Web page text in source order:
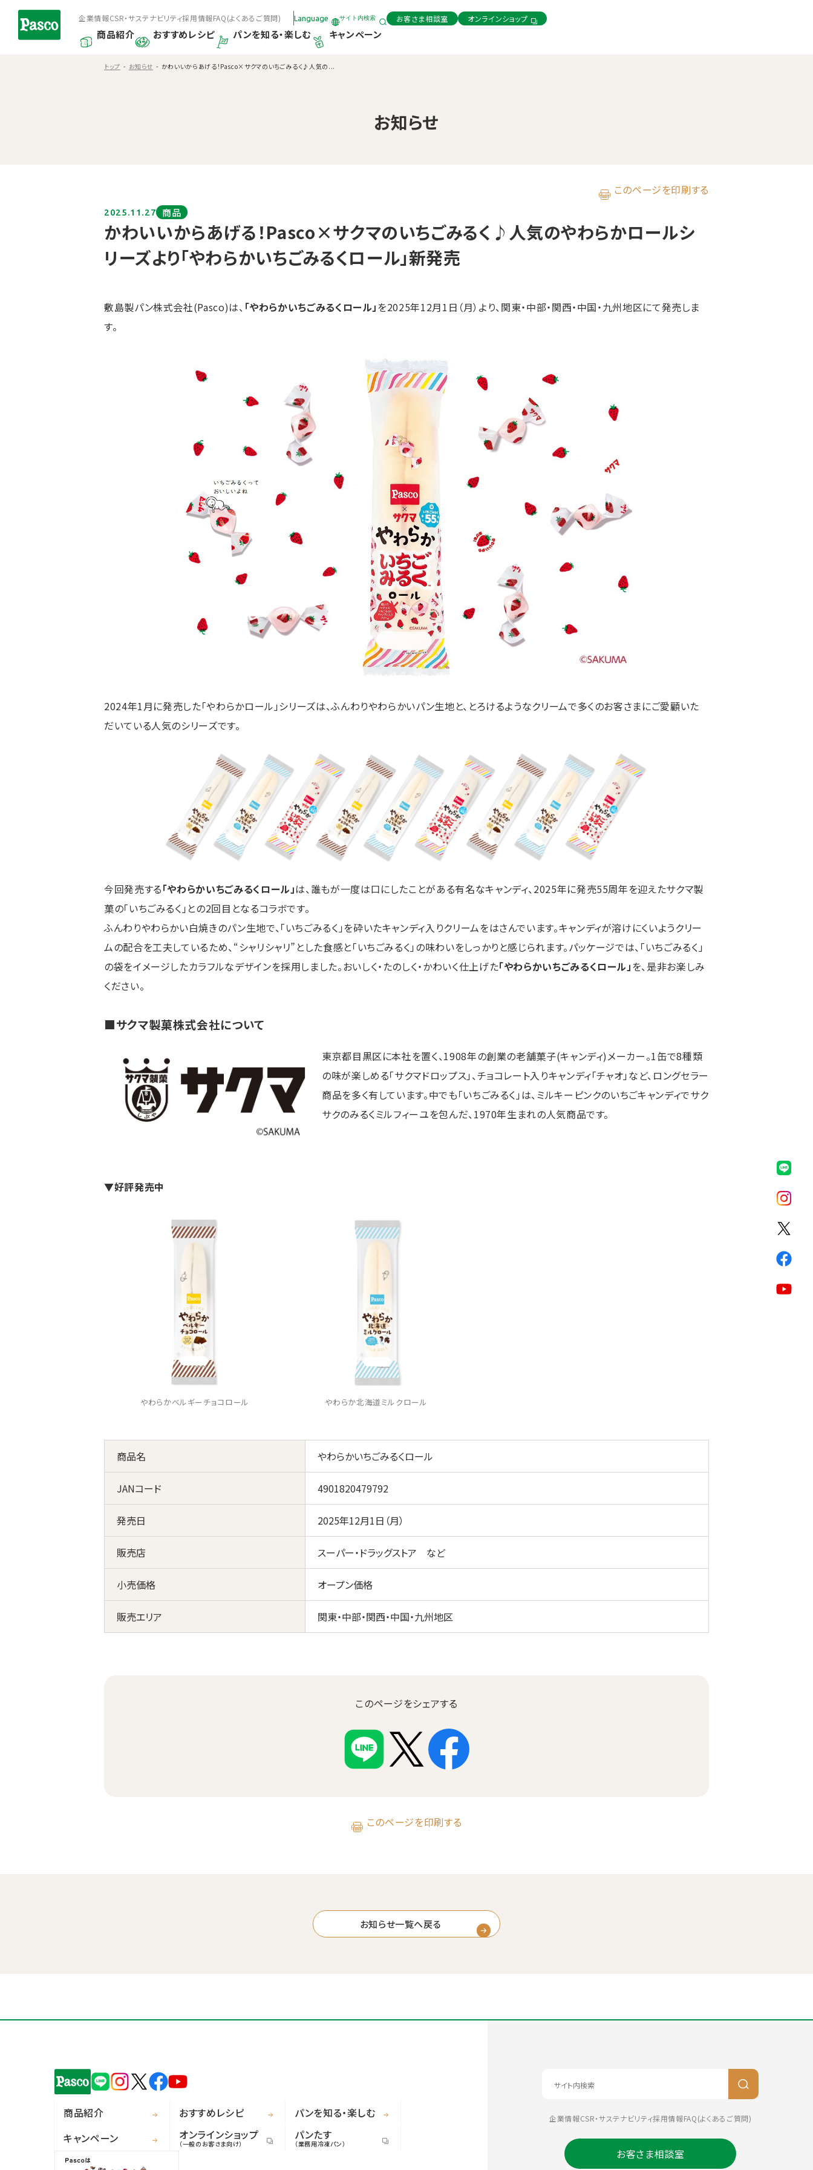
商品紹介 おすすめレシピ パンを知る・楽しむ キャンペーン
サイト内検索
Language
企業情報CSR・サステナビリティ採用情報FAQ(よくあるご質問) お客さま相談室 オンラインショップ
トップ お知らせ かわいいからあげる！Pasco×サクマのいちごみるく♪人気の...
お知らせ
かわいいからあげる！Pasco×サクマのいちごみるく♪人気のやわらかロールシ
リーズより「やわらかいちごみるくロール」新発売
2025.11.27 商品
このページを印刷する
敷島製パン株式会社(Pasco)は、 「やわらかいちごみるくロール」を2025年12月1日（月）より、関東・中部・関西・中国・九州地区にて発売しま
す。
2024年1月に発売した「やわらかロール」シリーズは、ふんわりやわらかいパン生地と、とろけるようなクリームで多くのお客さまにご愛顧いた
だいている人気のシリーズです。
今回発売する「やわらかいちごみるくロール」は、誰もが一度は口にしたことがある有名なキャンディ、2025年に発売55周年を迎えたサクマ製
菓の「いちごみるく」との2回目となるコラボです。
ふんわりやわらかい白焼きのパン生地で、「いちごみるく」を砕いたキャンディ入りクリームをはさんでいます。キャンディが溶けにくいようクリー
ムの配合を工夫しているため、“シャリシャリ”とした食感と「いちごみるく」の味わいをしっかりと感じられます。パッケージでは、「いちごみるく」
の袋をイメージしたカラフルなデザインを採用しました。おいしく・たのしく・かわいく仕上げた「やわらかいちごみるくロール」を、是非お楽しみ
ください。
■サクマ製菓株式会社について
東京都目黒区に本社を置く、1908年の創業の老舗菓子(キャンディ)メーカー。1缶で8種類
の味が楽しめる「サクマドロップス」、チョコレート入りキャンディ「チャオ」など、ロングセラー
商品を多く有しています。中でも「いちごみるく」は、ミルキーピンクのいちごキャンディでサク
サクのみるくミルフィーユを包んだ、1970年生まれの人気商品です。
▼好評発売中
やわらかベルギーチョコロール やわらか北海道ミルクロール
商品名 やわらかいちごみるくロール
JANコード 4901820479792
発売日 2025年12月1日（月）
販売店 スーパー・ドラッグストア など
小売価格 オープン価格
販売エリア 関東・中部・関西・中国・九州地区
このページをシェアする
このページを印刷する
お知らせ一覧へ戻る
商品紹介 おすすめレシピ
パンを知る・楽しむ
キャンペーン
オンラインショップ
（一般のお客さま向け）
パンたす
（業務用冷凍パン）
企業情報CSR・サステナビリティ採用情報FAQ(よくあるご質問)
お客さま相談室